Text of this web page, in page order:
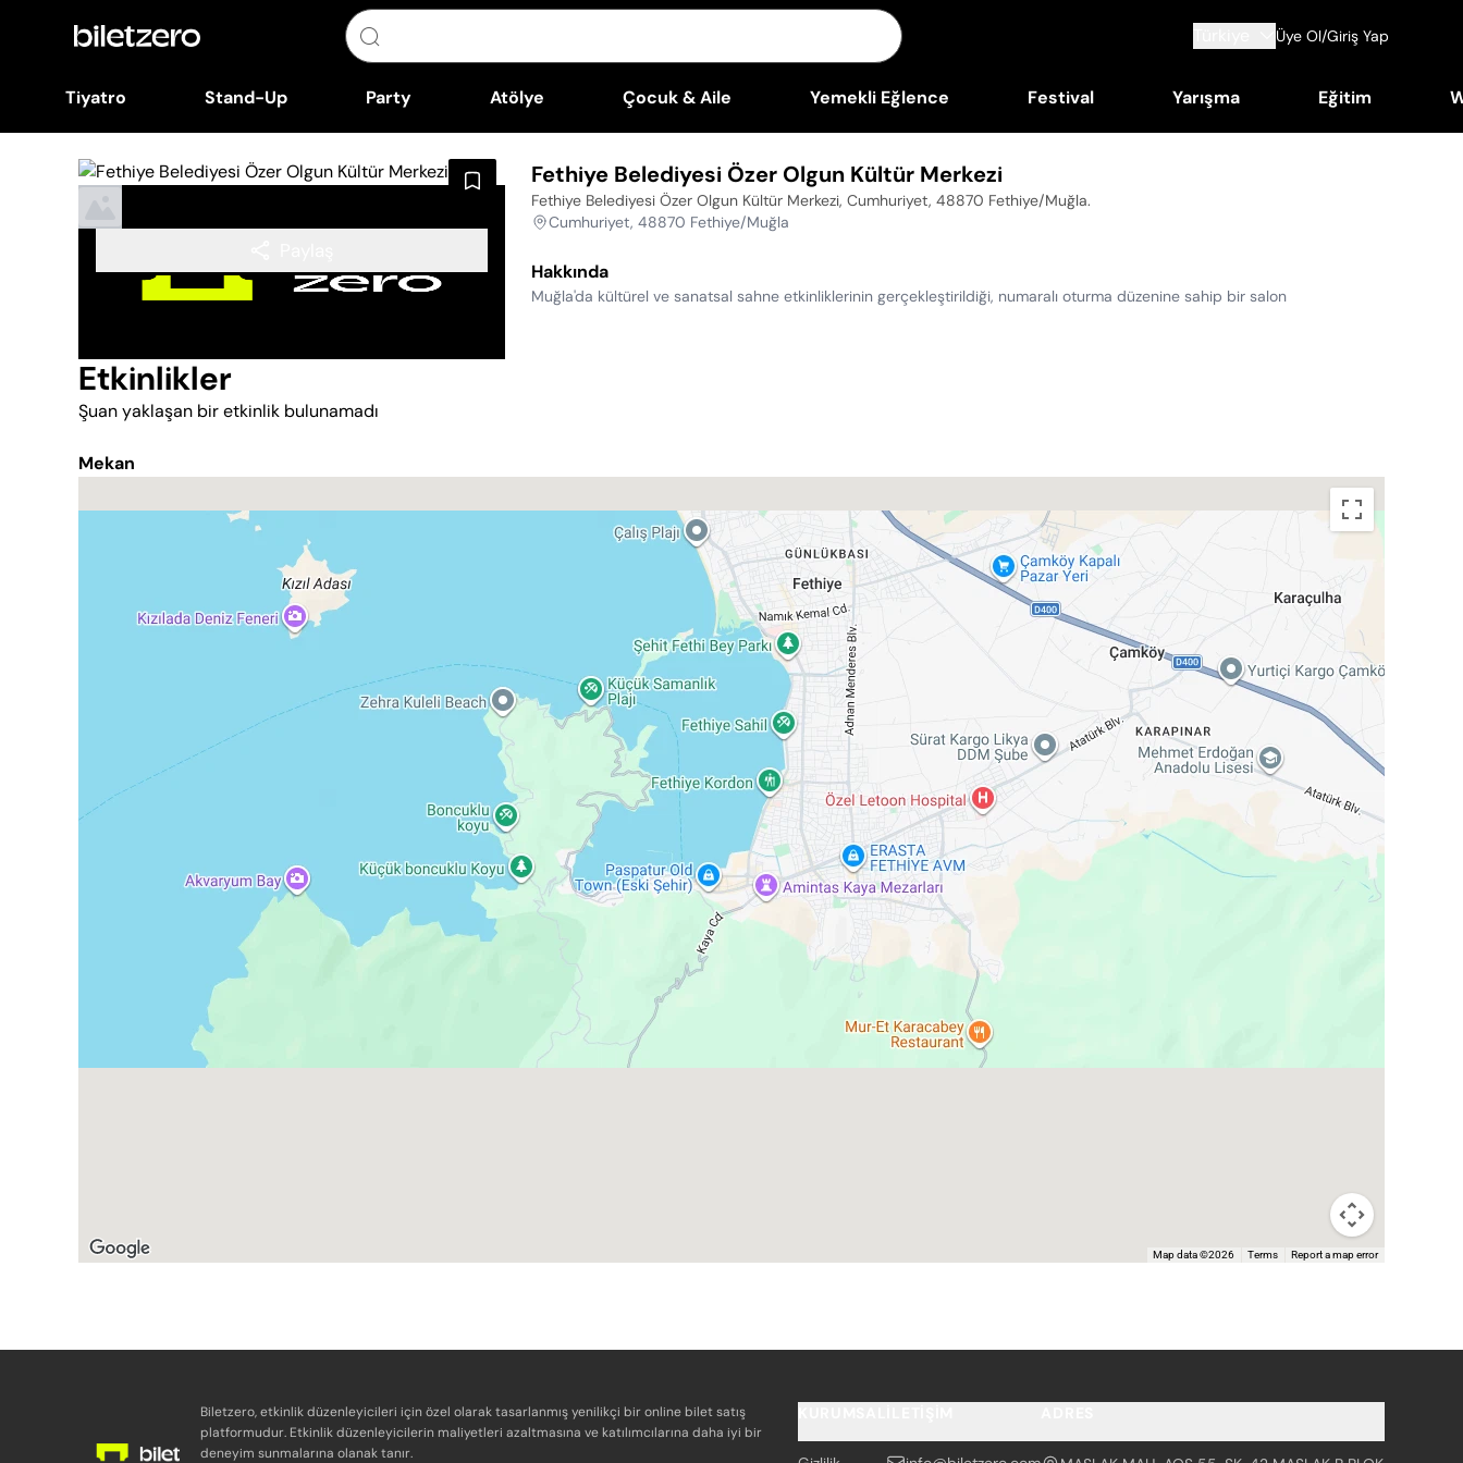
Üye Ol/Giriş Yap
Tiyatro Stand-Up Party Atölye Çocuk & Aile Yemekli Eğlence Festival Yarışma Eğitim
Fethiye Belediyesi Özer Olgun Kültür Merkezi
Fethiye Belediyesi Özer Olgun Kültür Merkezi, Cumhuriyet, 48870 Fethiye/Muğla.
Cumhuriyet, 48870 Fethiye/Muğla
Etkinlikler
Şuan yaklaşan bir etkinlik bulunamadı
Hakkında
Muğla'da kültürel ve sanatsal sahne etkinliklerinin gerçekleştirildiği, numaralı oturma düzenine sahip bir salon
Mekan
Map data ©2026 Terms Report a map error
Biletzero, etkinlik düzenleyicileri için özel olarak tasarlanmış yenilikçi bir online bilet satış
platformudur. Etkinlik düzenleyicilerin maliyetleri azaltmasına ve katılımcılarına daha iyi bir
deneyim sunmalarına olanak tanır.